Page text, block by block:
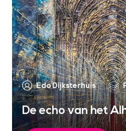
Edo Dijksterhuis
De echo van het